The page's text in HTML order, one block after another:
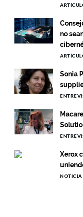
no
Sonia
Xerox
NOTICIA